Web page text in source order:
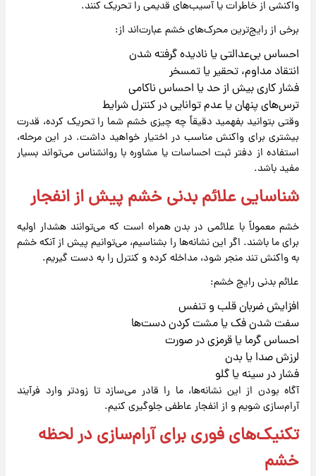
واکنشی از خاطرات یا آسیب‌های قدیمی را تحریک کنند.
برخی از رایج‌ترین محرک‌های خشم عبارت‌اند از:
احساس بی‌عدالتی یا نادیده گرفته شدن
انتقاد مداوم، تحقیر یا تمسخر
فشار کاری بیش از حد یا احساس ناکامی
ترس‌های پنهان یا عدم توانایی در کنترل شرایط
وقتی بتوانید بفهمید دقیقاً چه چیزی خشم شما را تحریک کرده، قدرت
بیشتری برای واکنش مناسب در اختیار خواهید داشت. در این مرحله،
استفاده از دفتر ثبت احساسات یا مشاوره با روانشناس می‌تواند بسیار
مفید باشد.
شناسایی علائم بدنی خشم پیش از انفجار
خشم معمولاً با علائمی در بدن همراه است که می‌توانند هشدار اولیه
برای ما باشند. اگر این نشانه‌ها را بشناسیم، می‌توانیم پیش از آنکه خشم
به واکنش تند منجر شود، مداخله کرده و کنترل را به دست گیریم.
علائم بدنی رایج خشم:
افزایش ضربان قلب و تنفس
سفت شدن فک یا مشت کردن دست‌ها
احساس گرما یا قرمزی در صورت
لرزش صدا یا بدن
فشار در سینه یا گلو
آگاه بودن از این نشانه‌ها، ما را قادر می‌سازد تا زودتر وارد فرآیند
آرام‌سازی شویم و از انفجار عاطفی جلوگیری کنیم.
تکنیک‌های فوری برای آرام‌سازی در لحظه
خشم